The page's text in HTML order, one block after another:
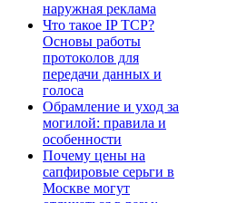
наружная реклама
Что такое IP TCP?
Основы работы
протоколов для
передачи данных и
голоса
Обрамление и уход за
могилой: правила и
особенности
Почему цены на
сапфировые серьги в
Москве могут